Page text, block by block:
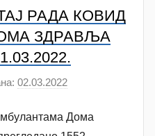
n
o
v
a
РАДА КОВИД
ЗДРАВЉА
02.03.2022а
тДома